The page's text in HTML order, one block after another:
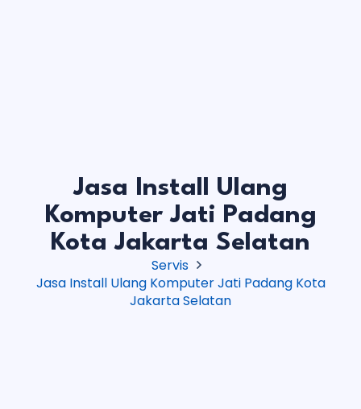
Jasa Install Ulang
Komputer Jati Padang
Kota Jakarta Selatan
Servis
Jasa Install Ulang Komputer Jati Padang Kota
Jakarta Selatan